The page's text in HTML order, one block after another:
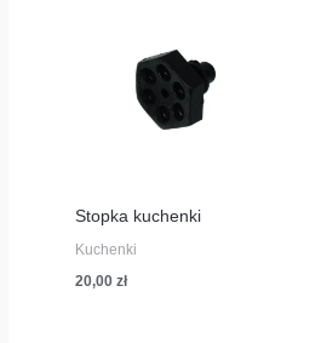
Stopka kuchenki
Kuchenki
20,00zł